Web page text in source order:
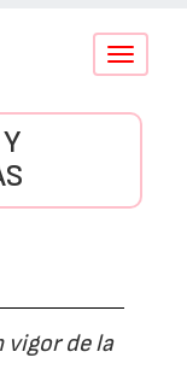
Conmutar
vigor de la